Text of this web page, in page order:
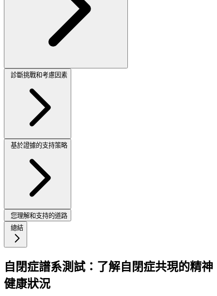
診斷挑戰和考慮因素
基於證據的支持策略
您理解和支持的道路
總結
自閉症譜系測試：了解自閉症共現的精神
健康狀況